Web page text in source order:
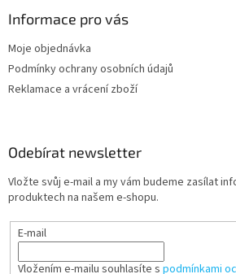
Informace pro vás
Moje objednávka
Podmínky ochrany osobních údajů
Reklamace a vrácení zboží
Odebírat newsletter
Vložte svůj e-mail a my vám budeme zasílat
produktech na našem e-shopu.
E-mail
Vložením e-mailu souhlasíte s podmínkami